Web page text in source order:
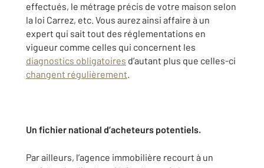
effectués, le métrage précis de votre maison selon
la loi Carrez, etc. Vous aurez ainsi affaire à un
expert qui sait tout des réglementations en
vigueur comme celles qui concernent les
diagnostics obligatoires d’autant plus que celles-ci
changent régulièrement.
Un fichier national d’acheteurs potentiels.
Par ailleurs, l’agence immobilière recourt à un